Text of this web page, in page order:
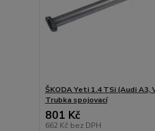
ŠKODA Yeti 1.4 TSi (Audi
Trubka spojovací
801 Kč
662 Kč bez DPH